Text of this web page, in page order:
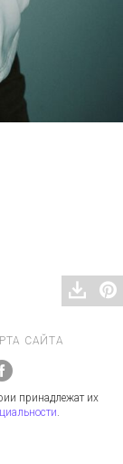
САЙТА
принадлежат их
.